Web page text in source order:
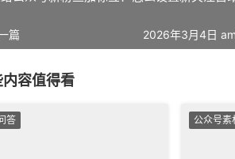
篇 2026年3月4日
容值得看
答 公众号素